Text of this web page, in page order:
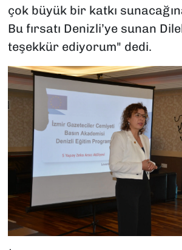
çok büyük bir katkı
Bu fırsatı Denizli’ye sunan
teşekkür ediyorum" dedi.